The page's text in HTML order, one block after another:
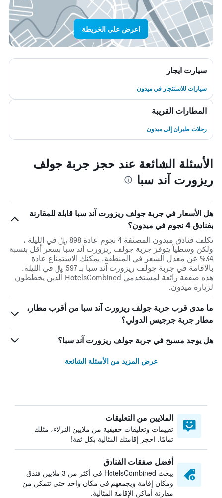
اعرض على الخريطة
سيارت ايجار
سيارات للاستئجار في ميدون
المطارات القريبة
رحلات طيران إلى ميدون
الأسئلة الشائعة عند حجز جربة جولف
ريزورت آند سبا
هل الأسعار في جربة جولف ريزورت آند سبا قابلة للمقارنة
بفنادق 4 نجوم في ميدون؟
تكلف فنادق ميدون المصنفة 4 نجوم عادة 898 ﷼ في الليلة ،
ولكن وسطياً يتوفر جربة جولف ريزورت آند سبا بسعر أقل بنسبة
34% عن معدل السعر في المنطقة. يمكنك الاستمتاع عادة
بالاقامة في جربة جولف ريزورت آند سبا بـ 597 ﷼ في الليلة.
هذه صفقة رائعة لمستخدمي HotelsCombined الذين يخططون
لزيارة ميدون.
ما مدى قرب جربة جولف ريزورت آند سبا من أقرب مطار،
مطار جربة جرجيس الدولي؟
هل يوجد مسبح في جربة جولف ريزورت آند سبا؟
عرض المزيد من الأسئلة الشائعة
الملايين من التعليقات
تقييمات وتعليقات حقيقية من ملايين النزلاء، مثلك
تمامًا. احجز إقامتك المثالية بكل ثقة!
أفضل صفقات الفنادق
يبحث HotelsCombined في أكثر من 3 ملايين فندق
ومكان إقامة ويجمعهم في مكان واحد حتى تتمكن من
مقارنة أماكن الإقامة المثالية.